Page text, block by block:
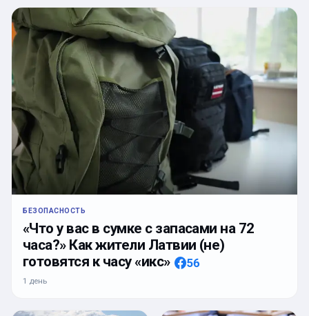
БЕЗОПАСНОСТЬ
«Что у вас в сумке с запасами на 72
часа?» Как жители Латвии (не)
готовятся к часу «икс»
56
1 день